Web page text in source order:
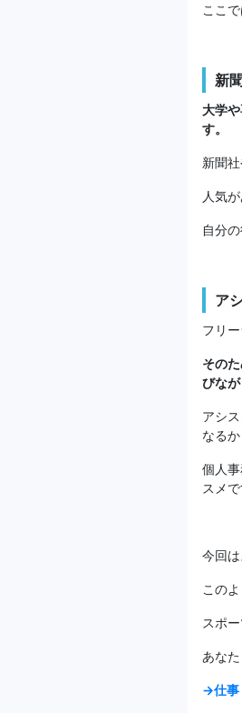
ここ
新
大学
す。
新聞
人気
自分
ア
フリ
その
びな
アシ
なるか
個人
スメで
今回
この
スポ
あな
→仕事